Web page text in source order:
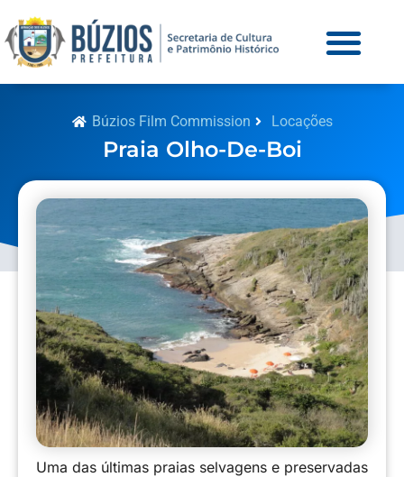
Búzios Film Commission Locações
Praia Olho-De-Boi
Uma das últimas praias selvagens e preservadas